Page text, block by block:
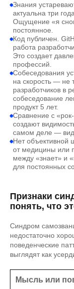
Знания
актуальна три
Ощущение «я
постоянное.
Код публичен.
работа
Это создает
профессий.
Собеседования
на скорость — не
разработчиков в
собеседование
продукт 5 лет.
Сравнение с
создают
самом деле —
Нет объективной
от медицины или
между «знает» и
для постоянных
Признаки
понять, что
Синдром
недостаточно
поведенческие
выглядят как
Мысль или